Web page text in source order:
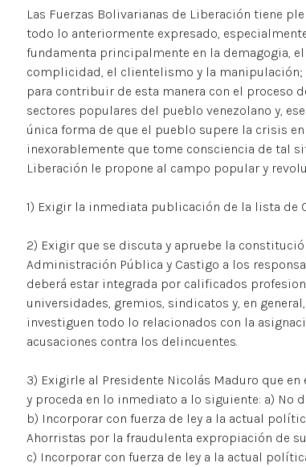
Las Fuerzas Bolivarianas de Liberación tiene
todo lo anteriormente expresado,
fundamenta principalmente en la demagogia,
complicidad, el clientelismo y la
para contribuir de esta manera con el proceso
sectores populares del pueblo venezolano y,
única forma de que el pueblo supere la crisis
inexorablemente que tome consciencia de tal
Liberación le propone al campo popular y
1) Exigir la inmediata publicación de la lista de
2) Exigir que se discuta y apruebe la
Administración Pública y Castigo a los
deberá estar integrada por calificados
universidades, gremios, sindicatos y, en
investiguen todo lo relacionados con la
acusaciones contra los delincuentes.
3) Exigirle al Presidente Nicolás Maduro que
y proceda en lo inmediato a lo siguiente: a) No
b) Incorporar con fuerza de ley a la actual
Ahorristas por la fraudulenta expropiación de
c) Incorporar con fuerza de ley a la actual